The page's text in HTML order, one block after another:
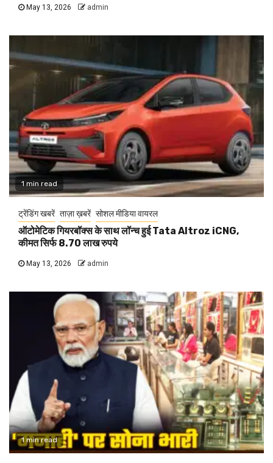
May 13, 2026 admin
1 min read
ट्रेंडिंग खबरें ताज़ा ख़बरें सोशल मीडिया वायरल
ऑटोमेटिक गियरबॉक्स के साथ लॉन्च हुई Tata Altroz iCNG,
कीमत सिर्फ 8.70 लाख रुपये
May 13, 2026 admin
1 min read